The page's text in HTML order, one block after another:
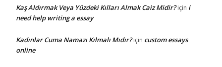
Kaş Aldırmak Veya Yüzdeki Kılları Almak Caiz Midir?için i
need help writing a essay
Kadınlar Cuma Namazı Kılmalı Mıdır?için custom essays
online